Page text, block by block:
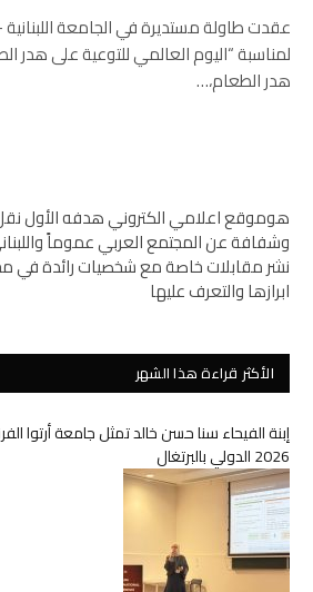
لمناسبة “اليوم العالمي للتوعية على هدر
هدر الطعام،…
هوموقع اعلامي الكتروني هدفه الأول
وشفافة عن المجتمع العربي عموماً
نشر مقابلات خاصة مع شخصيات رائدة في
ابرازها والتعرف عليها
الأكثر قراءة هذا الشهر
2026 الدولي بالبرتغال